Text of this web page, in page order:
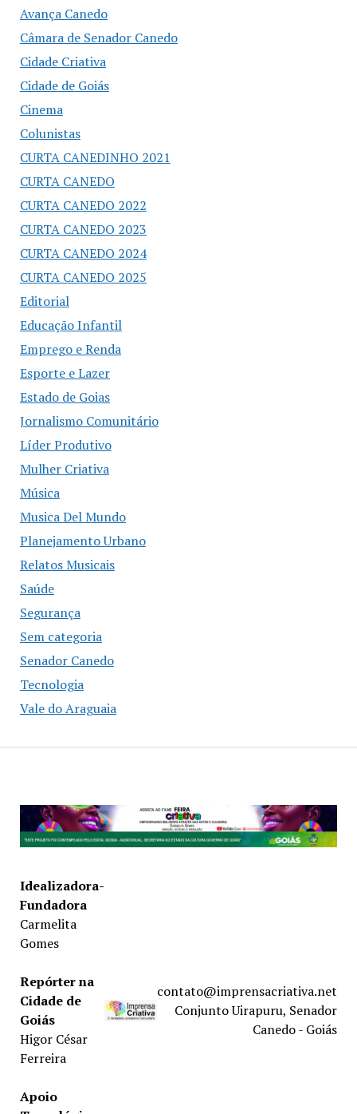
Avança Canedo
Câmara de Senador Canedo
Cidade Criativa
Cidade de Goiás
Cinema
Colunistas
CURTA CANEDINHO 2021
CURTA CANEDO
CURTA CANEDO 2022
CURTA CANEDO 2023
CURTA CANEDO 2024
CURTA CANEDO 2025
Editorial
Educação Infantil
Emprego e Renda
Esporte e Lazer
Estado de Goias
Jornalismo Comunitário
Líder Produtivo
Mulher Criativa
Música
Musica Del Mundo
Planejamento Urbano
Relatos Musicais
Saúde
Segurança
Sem categoria
Senador Canedo
Tecnologia
Vale do Araguaia
Idealizadora-
Fundadora
Carmelita
Gomes
Repórter na
Cidade de
Goiás
Higor César
Ferreira
Apoio
contato@imprensacriativa.net
Conjunto Uirapuru, Senador
Canedo - Goiás